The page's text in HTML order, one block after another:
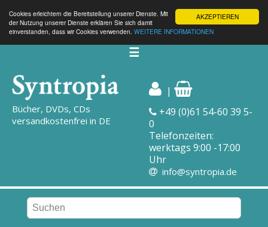
AKZEPTIEREN
Cookies erleichtern die Bereitstellung unserer Dienste. Mit
der Nutzung unserer Dienste erklären Sie sich damit
einverstanden, dass wir Cookies verwenden. WEITERE INFORMATIONEN
☰
Bücher, DVDs, CDs
versandkostenfrei in DE
|
+49 (0)61 54-60 39 5-
0
Telefonzeiten:
werktags 9:00 -17:00
Uhr
info@syntropia.de